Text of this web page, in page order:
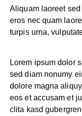
Aliquam laoreet
eros nec quam
turpis urna,
Lorem ipsum dolor
sed diam nonumy
dolore magna
eos et accusam et
clita kasd